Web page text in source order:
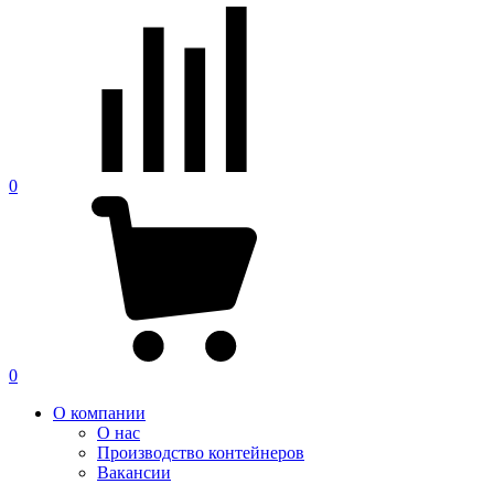
0
0
О компании
О нас
Производство контейнеров
Вакансии